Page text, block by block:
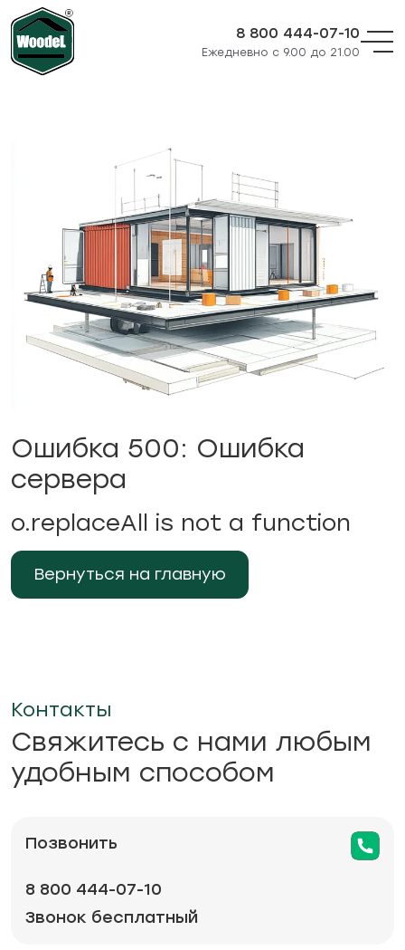
8 800 444-07-10
Ежедневно с 9.00 до 21.00
Ошибка 500: Ошибка
сервера
o.replaceAll is not a function
Вернуться на главную
Контакты
Свяжитесь с нами любым
удобным способом
Позвонить
8 800 444-07-10
Звонок бесплатный